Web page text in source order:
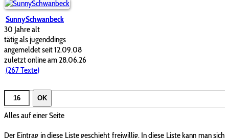
SunnySchwanbeck
30 Jahre alt
tätig als jugenddings
angemeldet seit 12.09.08
zuletzt online am 28.06.26
(267 Texte)
OK
Alles auf einer Seite
Der Eintrag in diese Liste geschieht freiwillig. In diese Liste kann man sich